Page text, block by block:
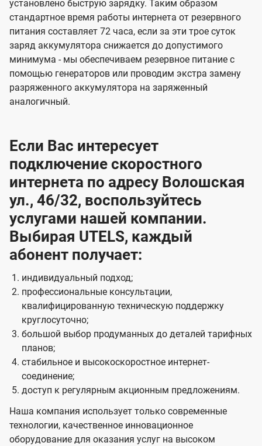
установлено быструю зарядку. Таким образом
стандартное время работы интернета от резервного
питания составляет 72 часа, если за эти трое суток
заряд аккумулятора снижается до допустимого
минимума - мы обеспечиваем резервное питание с
помощью генераторов или проводим экстра замену
разряженного аккумулятора на заряженный
аналогичный.
Если Вас интересует
подключение скоростного
интернета по адресу Волошская
ул., 46/32, воспользуйтесь
услугами нашей компании.
Выбирая UTELS, каждый
абонент получает:
индивидуальный подход;
профессиональные консультации,
квалифицированную техническую поддержку
круглосуточно;
большой выбор продуманных до деталей тарифных
планов;
стабильное и высокоскоростное интернет-
соединение;
доступ к регулярным акционным предложениям.
Наша компания использует только современные
технологии, качественное инновационное
оборудование для оказания услуг на высоком